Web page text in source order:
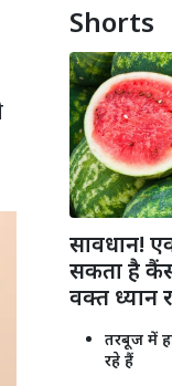
Shorts
सावधान!
सकता है
वक्त ध्यान
तरबूज में
रहे हैं